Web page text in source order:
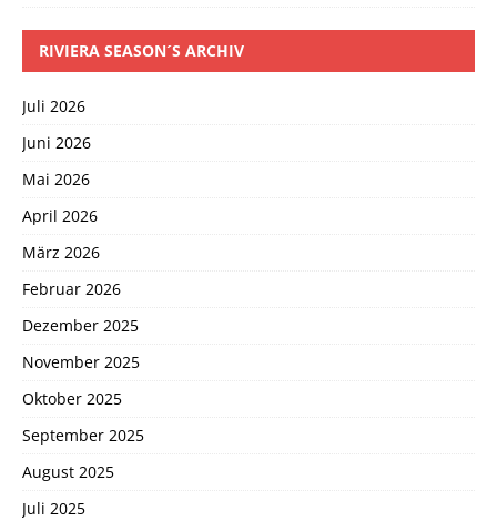
RIVIERA SEASON´S ARCHIV
Juli 2026
Juni 2026
Mai 2026
April 2026
März 2026
Februar 2026
Dezember 2025
November 2025
Oktober 2025
September 2025
August 2025
Juli 2025